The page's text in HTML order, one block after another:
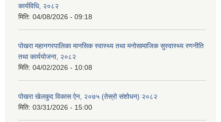
कार्यविधि, २०८२
मिति: 04/08/2026 - 09:18
पोखरा महानगरपालिका मानसिक स्वास्थ्य तथा मनोसामाजिक सुस्वास्थ्य रणनीति
तथा कार्ययोजना, २०८२
मिति: 04/02/2026 - 10:08
पोखरा खेलकुद विकास ऐन, २०७५ (तेस्रो संशोधन) २०८२
मिति: 03/31/2026 - 15:00